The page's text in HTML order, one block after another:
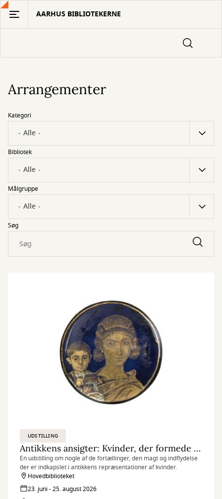
Gå
hovedindhold
AARHUS BIBLIOTEKERNE
Arrangementer
Kategori
Bibliotek
Målgruppe
Søg
UDSTILLING
Antikkens ansigter: Kvinder, der formede deres verden
En udstilling om nogle af de fortællinger, den magt og indflydelse
der er indkapslet i antikkens repræsentationer af kvinder.
Hovedbiblioteket
23. juni - 25. august 2026